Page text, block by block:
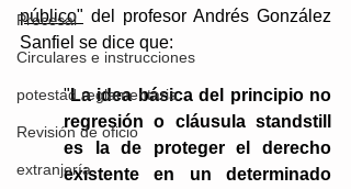
Procesal
Circulares e instrucciones
potestad reglamentaria
Revisión de oficio
extranjería
público" del profesor Andrés González
Sanfiel se dice que:
"La idea básica del principio no
regresión o cláusula standstill
es la de proteger el derecho
existente en un determinado